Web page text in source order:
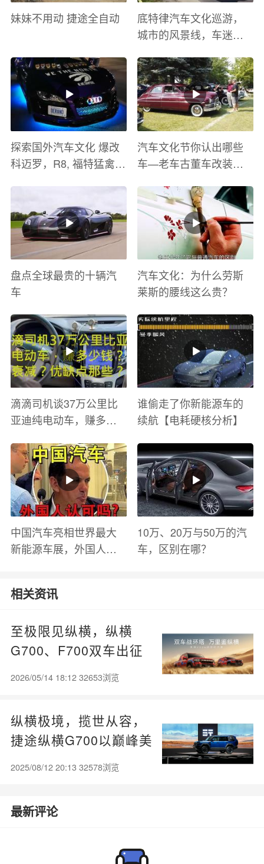
妹妹不用动 捷途全自动
底特律汽车文化巡游，
城市的风景线，车迷的
探索国外汽车文化 爆改
科迈罗，R8, 福特猛禽
汽车文化节你认出哪些
车—老车古董车改装车
盘点全球最贵的十辆汽
车
汽车文化：为什么劳斯
莱斯的腰线这么贵？
滴滴司机谈37万公里比
亚迪纯电动车，赚多少
有哪些？
谁偷走了你新能源车的
续航【电耗硬核分析】
中国汽车亮相世界最大
新能源车展，外国人怎
10万、20万与50万的汽
车，区别在哪？
相关资讯
至极限见纵横，纵横
G700、F700双车出征
史上最长环塔拉力赛
2026/05/14 18:12 32653浏览
纵横极境，揽世从容，
捷途纵横G700以巅峰美
学定义豪华越野新境
2025/08/12 20:13 32578浏览
最新评论